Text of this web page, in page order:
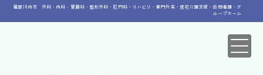
薩摩川内市 外科・内科・胃腸科・整形外科・肛門科・リハビリ・専門外来・居宅介護支援・訪問看護・グ
ループホーム